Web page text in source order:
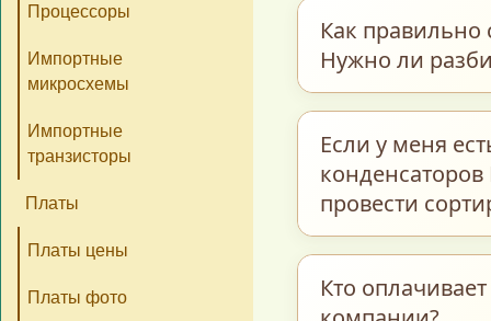
керамические и
интегральные
и многие другие
бывшие в работе.
Как правильно
Нужно ли
предварительно
полном
Если у меня
провести
Кто
Процессоры
Импортные
микросхемы
Импортные
транзисторы
Платы
Платы цены
Платы фото